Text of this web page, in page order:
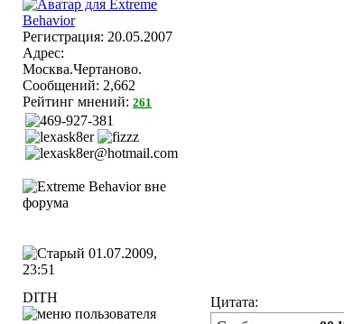
Регистрация: 20.05.2007
Адрес:
Москва.Чертаново.
Сообщений: 2,662
Рейтинг мнений: 261
01.07.2009,
23:51
DITH
Цитата: